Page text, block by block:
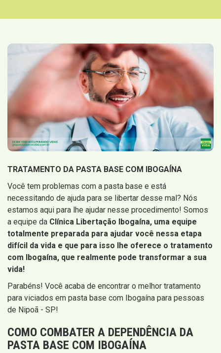
TRATAMENTO DA PASTA BASE COM IBOGAÍNA
Você tem problemas com a pasta base e está
necessitando de ajuda para se libertar desse mal? Nós
estamos aqui para lhe ajudar nesse procedimento! Somos
a equipe da Clínica Libertação Ibogaína, uma equipe
totalmente preparada para ajudar você nessa etapa
difícil da vida e que para isso lhe oferece o tratamento
com Ibogaína, que realmente pode transformar a sua
vida!
Parabéns! Você acaba de encontrar o melhor tratamento
para viciados em pasta base com Ibogaína para pessoas
de Nipoã - SP!
COMO COMBATER A DEPENDÊNCIA DA
PASTA BASE COM IBOGAÍNA